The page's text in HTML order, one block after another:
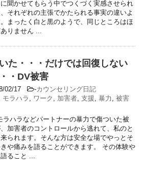
聞かせてもらう中でつくづく実感させられ
それぞれの主張でかたられる事実の違いよ
まったく白と黒のようで、同じところはほ
りません ...
た・・・だけでは回復しない
・DV被害
02/17 -カウンセリング日記
モラハラ , ワーク , 加害者, 支援, 暴力 , 被害
ラハラなどパートナーの暴力で傷ついた被
加害者のコントロールから逃れて、私のと
られます。そんな方は安全な場でやっとそ
や痛みを語ることができます。 その体験や
ること ...